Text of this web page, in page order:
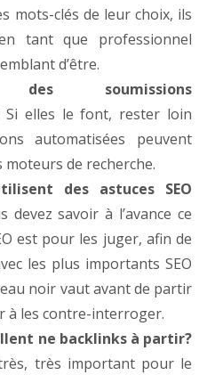
mots-clés de leur choix, ils
tant que professionnel
d’être.
des soumissions
Si elles le font, rester loin
automatisées peuvent
de recherche.
des astuces SEO
devez savoir à l’avance ce
est pour les juger, afin de
les plus importants SEO
noir vaut avant de partir
à les contre-interroger.
ne backlinks à partir?
très important pour le